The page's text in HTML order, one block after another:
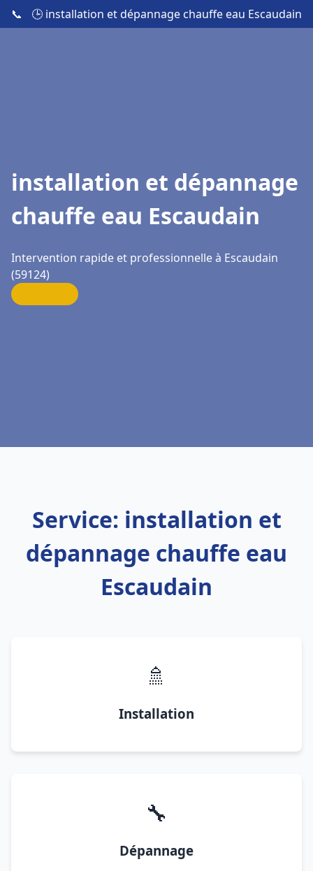
📞 🕒 installation et dépannage chauffe eau Escaudain
installation et dépannage
chauffe eau Escaudain
Intervention rapide et professionnelle à Escaudain
(59124)
Service: installation et
dépannage chauffe eau
Escaudain
🚿
Installation
🔧
Dépannage